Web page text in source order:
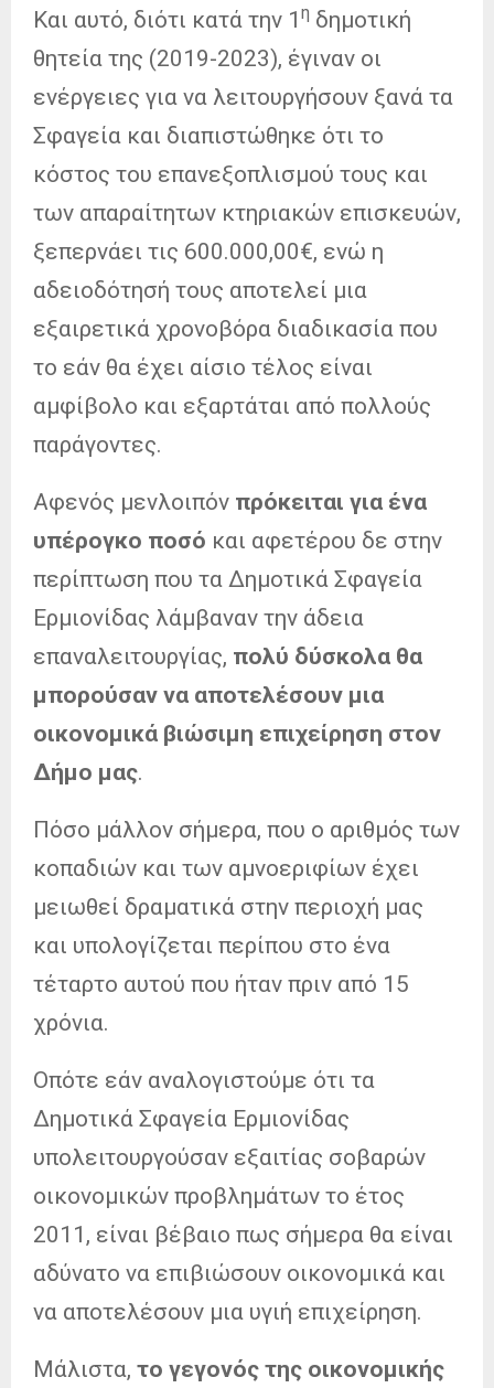
Και αυτό, διότι κατά την 1 η δημοτική
θητεία της (2019-2023), έγιναν οι
ενέργειες για να λειτουργήσουν ξανά τα
Σφαγεία και διαπιστώθηκε ότι το
κόστος του επανεξοπλισμού τους και
των απαραίτητων κτηριακών επισκευών,
ξεπερνάει τις 600.000,00€, ενώ η
αδειοδότησή τους αποτελεί μια
εξαιρετικά χρονοβόρα διαδικασία που
το εάν θα έχει αίσιο τέλος είναι
αμφίβολο και εξαρτάται από πολλούς
παράγοντες.
Αφενός μενλοιπόν πρόκειται για ένα
υπέρογκο ποσό και αφετέρου δε στην
περίπτωση που τα Δημοτικά Σφαγεία
Ερμιονίδας λάμβαναν την άδεια
επαναλειτουργίας, πολύ δύσκολα θα
μπορούσαν να αποτελέσουν μια
οικονομικά βιώσιμη επιχείρηση στον
Δήμο μας.
Πόσο μάλλον σήμερα, που ο αριθμός των
κοπαδιών και των αμνοεριφίων έχει
μειωθεί δραματικά στην περιοχή μας
και υπολογίζεται περίπου στο ένα
τέταρτο αυτού που ήταν πριν από 15
χρόνια.
Οπότε εάν αναλογιστούμε ότι τα
Δημοτικά Σφαγεία Ερμιονίδας
υπολειτουργούσαν εξαιτίας σοβαρών
οικονομικών προβλημάτων το έτος
2011, είναι βέβαιο πως σήμερα θα είναι
αδύνατο να επιβιώσουν οικονομικά και
να αποτελέσουν μια υγιή επιχείρηση.
Μάλιστα, το γεγονός της οικονομικής